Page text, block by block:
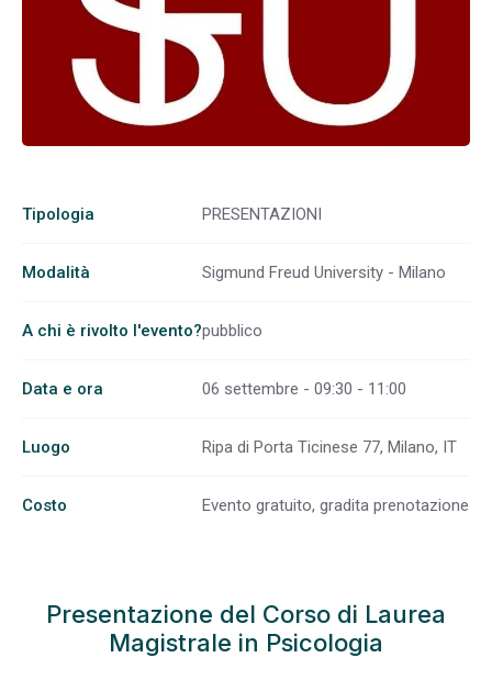
Tipologia PRESENTAZIONI
Modalità Sigmund Freud University - Milano
A chi è rivolto l'evento?pubblico
Data e ora 06 settembre - 09:30 - 11:00
Luogo Ripa di Porta Ticinese 77, Milano, IT
Costo Evento gratuito, gradita prenotazione
Presentazione del Corso di Laurea
Magistrale in Psicologia